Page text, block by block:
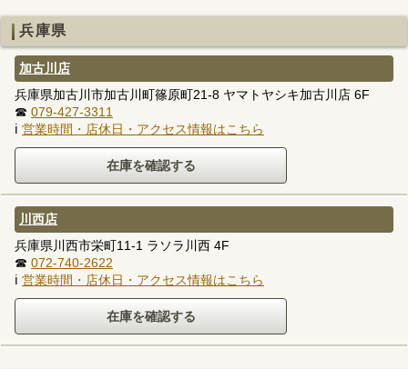
兵庫県
加古川店
兵庫県加古川市加古川町篠原町21-8 ヤマトヤシキ加古川店 6F
☎ 079-427-3311
ℹ 営業時間・店休日・アクセス情報はこちら
川西店
兵庫県川西市栄町11-1 ラソラ川西 4F
☎ 072-740-2622
ℹ 営業時間・店休日・アクセス情報はこちら